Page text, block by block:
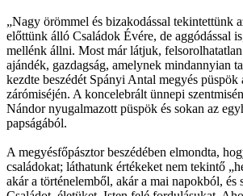
„Nagy örömmel és bizakodással tekintettünk
előttünk álló Családok Évére, de aggódással
mellénk állni. Most már látjuk,
ajándék, gazdagság, amelynek mindannyian
kezdte beszédét Spányi Antal megyés püspök
zárómiséjén. A koncelebrált ünnepi
Nándor nyugalmazott püspök és sokan az
papságából.
A megyésfőpásztor beszédében elmondta,
családokat; láthatunk értékeket nem tekintő
akár a történelemből, akár a mai napokból, és